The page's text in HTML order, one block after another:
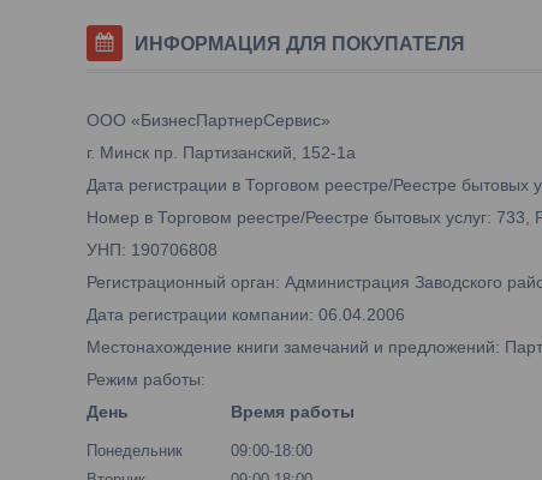
ИНФОРМАЦИЯ ДЛЯ ПОКУПАТЕЛЯ
ООО «БизнесПартнерСервис»
г. Минск пр. Партизанский, 152-1а
Дата регистрации в Торговом реестре/Реестре бытовых
Номер в Торговом реестре/Реестре бытовых услуг: 733,
УНП: 190706808
Регистрационный орган: Администрация Заводского
Дата регистрации компании: 06.04.2006
Местонахождение книги замечаний и предложений:
Режим работы:
День
Время работы
Понедельник
09:00-18:00